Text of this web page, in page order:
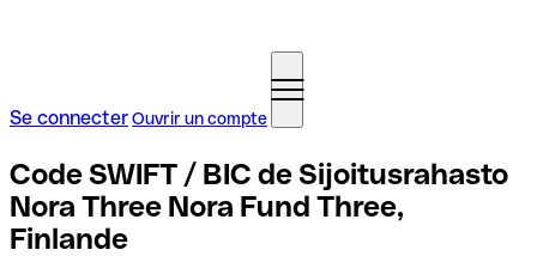
Se connecterOuvrir un compte
Code SWIFT / BIC de Sijoitusrahasto
Nora Three Nora Fund Three,
Finlande